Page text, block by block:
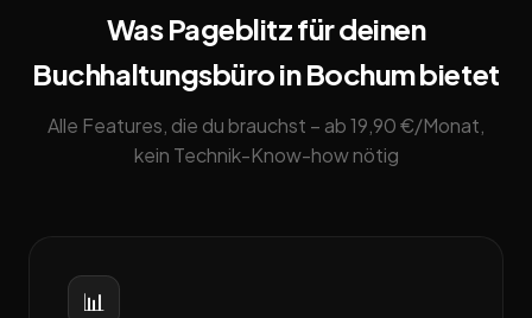
Was Pageblitz für deinen
Buchhaltungsbüro in Bochum bietet
Alle Features, die du brauchst – ab 19,90 €/Monat,
kein Technik-Know-how nötig
📊